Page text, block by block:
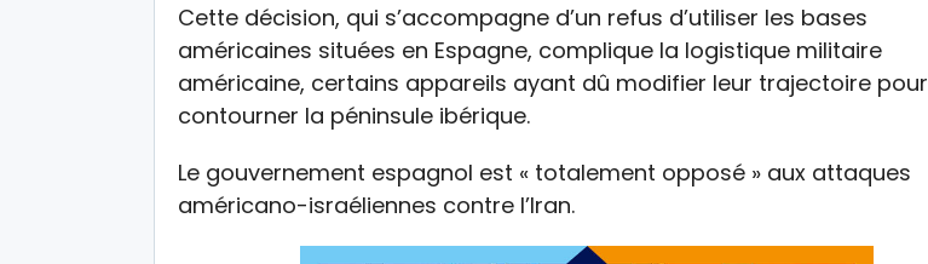
Cette décision, qui s’accompagne d’un refus d’utiliser les bases
américaines situées en Espagne, complique la logistique militaire
américaine, certains appareils ayant dû modifier leur trajectoire pour
contourner la péninsule ibérique.
Le gouvernement espagnol est « totalement opposé » aux attaques
américano-israéliennes contre l’Iran.